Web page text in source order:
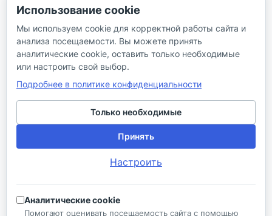
г. Краснодар (Центр),
ул. Чкалова, 167
© 2026 ИП Сибирцев И. В.
Разработано в
Использование cookie
Мы используем cookie для корректной работы сайта и
анализа посещаемости. Вы можете принять
аналитические cookie, оставить только необходимые
или настроить свой выбор.
Подробнее в политике конфиденциальности
Только необходимые
Принять
Настроить
Аналитические cookie
Помогают оценивать посещаемость сайта с помощью